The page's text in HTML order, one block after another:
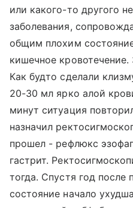
или какого-то другого
заболевания,
общим плохим
кишечное
Как будто сделали
20-30 мл ярко алой
минут ситуация
назначил
прошел - рефлюкс
гастрит.
тогда. Спустя год после
состояние начало